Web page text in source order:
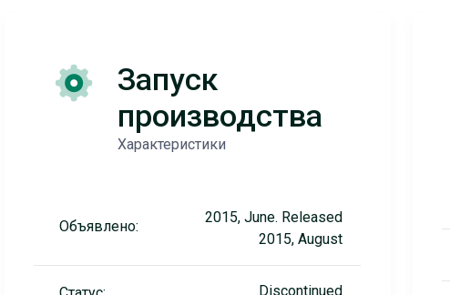
Запуск
производства
Характеристики
Объявлено:
2015, June. Released
2015, August
Discontinued